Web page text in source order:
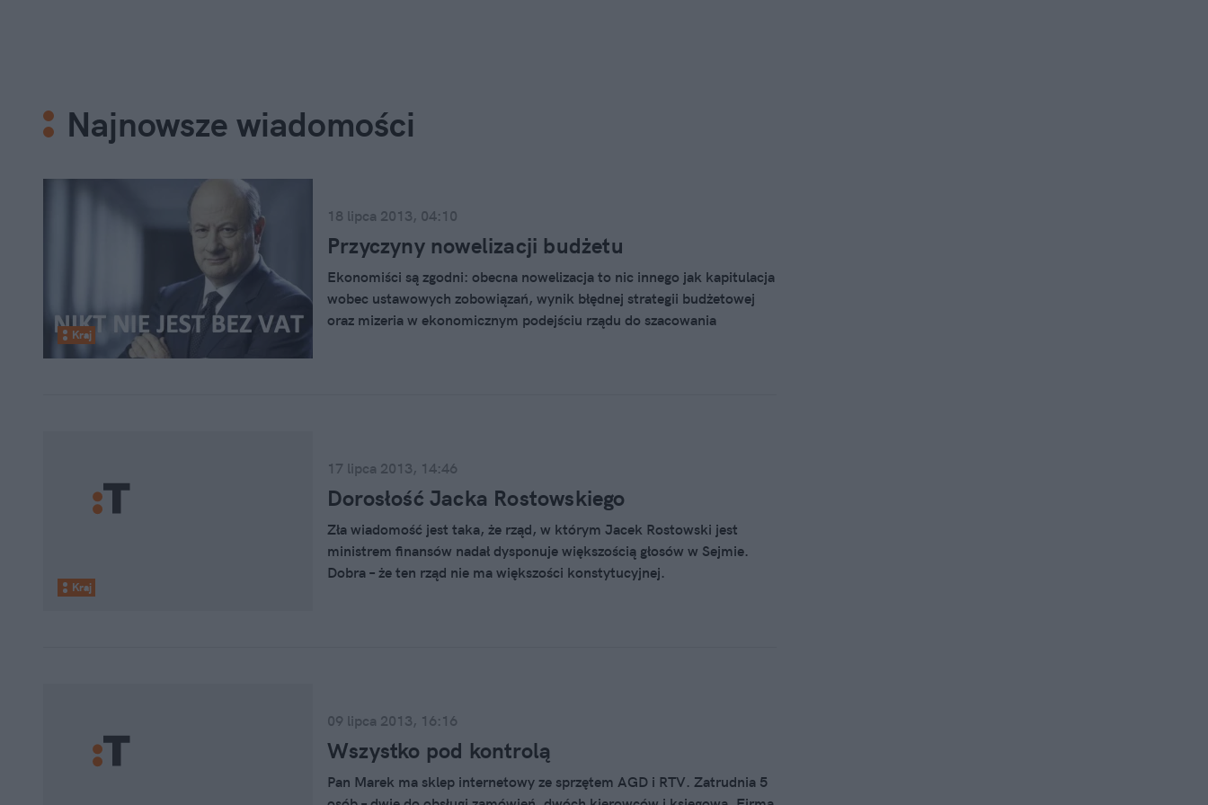
Najnowsze wiadomości
Kraj
18 lipca 2013, 04:10
Przyczyny nowelizacji budżetu
Ekonomiści są zgodni: obecna nowelizacja to nic innego jak kapitulacja
wobec ustawowych zobowiązań, wynik błędnej strategii budżetowej
oraz mizeria w ekonomicznym podejściu rządu do szacowania
Kraj
17 lipca 2013, 14:46
Dorosłość Jacka Rostowskiego
Zła wiadomość jest taka, że rząd, w którym Jacek Rostowski jest
ministrem finansów nadał dysponuje większością głosów w Sejmie.
Dobra – że ten rząd nie ma większości konstytucyjnej.
09 lipca 2013, 16:16
Wszystko pod kontrolą
Pan Marek ma sklep internetowy ze sprzętem AGD i RTV. Zatrudnia 5